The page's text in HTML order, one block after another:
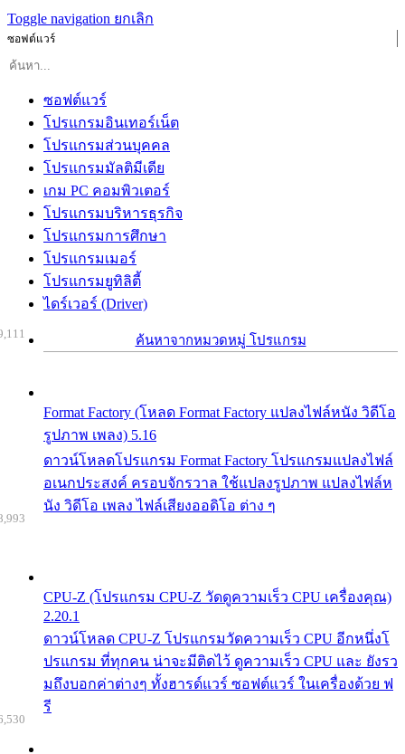
Toggle navigation ยกเลิก
ซอฟต์แวร์
ซอฟต์แวร์
โปรแกรมอินเทอร์เน็ต
โปรแกรมส่วนบุคคล
โปรแกรมมัลติมีเดีย
เกม PC คอมพิวเตอร์
โปรแกรมบริหารธุรกิจ
โปรแกรมการศึกษา
โปรแกรมเมอร์
โปรแกรมยูทิลิตี้
ไดร์เวอร์ (Driver)
ค้นหาจากหมวดหมู่ โปรแกรม
Format Factory (โหลด Format Factory แปลงไฟล์หนัง วิดีโอ
รูปภาพ เพลง) 5.16
ดาวน์โหลดโปรแกรม Format Factory โปรแกรมแปลงไฟล์
อเนกประสงค์ ครอบจักรวาล ใช้แปลงรูปภาพ แปลงไฟล์ห
นัง วิดีโอ เพลง ไฟล์เสียงออดิโอ ต่าง ๆ
CPU-Z (โปรแกรม CPU-Z วัดดูความเร็ว CPU เครื่องคุณ)
2.20.1
ดาวน์โหลด CPU-Z โปรแกรมวัดความเร็ว CPU อีกหนึ่งโ
ปรแกรม ที่ทุกคน น่าจะมีติดไว้ ดูความเร็ว CPU และ ยังรว
มถึงบอกค่าต่างๆ ทั้งฮารด์แวร์ ซอฟต์แวร์ ในเครื่องด้วย ฟ
รี